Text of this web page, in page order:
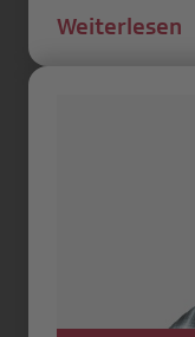
Weiterlesen